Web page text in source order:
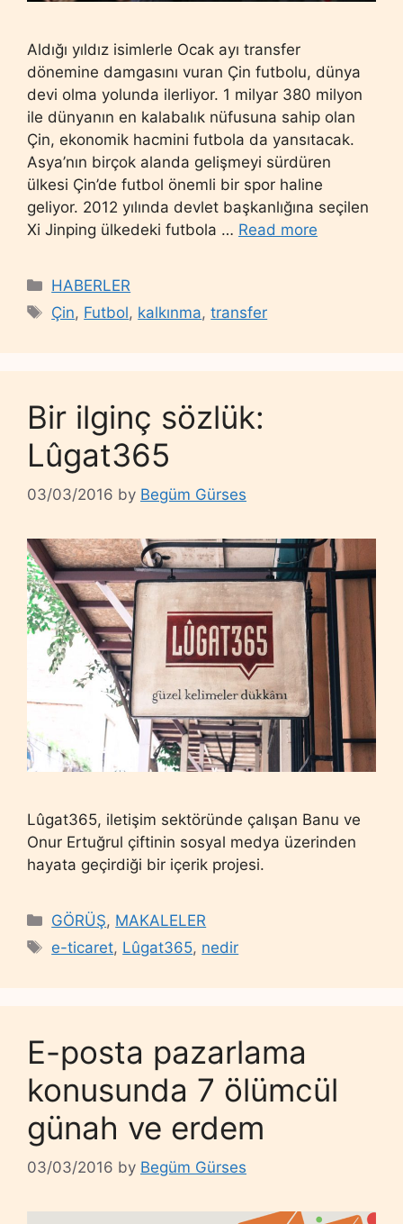
Aldığı yıldız isimlerle Ocak ayı transfer
dönemine damgasını vuran Çin futbolu, dünya
devi olma yolunda ilerliyor. 1 milyar 380 milyon
ile dünyanın en kalabalık nüfusuna sahip olan
Çin, ekonomik hacmini futbola da yansıtacak.
Asya’nın birçok alanda gelişmeyi sürdüren
ülkesi Çin’de futbol önemli bir spor haline
geliyor. 2012 yılında devlet başkanlığına seçilen
Xi Jinping ülkedeki futbola … Read more
Categories
HABERLER
Tags
Çin, Futbol, kalkınma,transfer
Bir ilginç sözlük:
Lûgat365
03/03/2016 by Begüm Gürses
Lûgat365, iletişim sektöründe çalışan Banu ve
Onur Ertuğrul çiftinin sosyal medya üzerinden
hayata geçirdiği bir içerik projesi.
Categories
GÖRÜŞ, MAKALELER
Tags
e-ticaret, Lûgat365, nedir
E-posta pazarlama
konusunda 7 ölümcül
günah ve erdem
03/03/2016 by Begüm Gürses